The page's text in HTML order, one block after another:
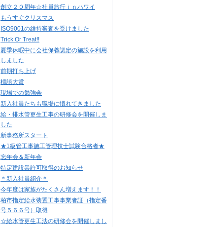
創立２０周年☆社員旅行ｉｎハワイ
もうすぐクリスマス
ISO9001の維持審査を受けました
Trick Or Treat!!
夏季休暇中に会社保養認定の施設を利用
しました
前期打ち上げ
標語大賞
現場での勉強会
新入社員たちも職場に慣れてきました
給・排水管更生工事の研修会を開催しま
した
新事務所スタート
★1級管工事施工管理技士試験合格者★
忘年会＆新年会
特定建設業許可取得のお知らせ
＊新入社員紹介＊
今年度は家族がたくさん増えます！！
柏市指定給水装置工事事業者証（指定番
号５６６号）取得
☆給水管更生工法の研修会を開催しまし